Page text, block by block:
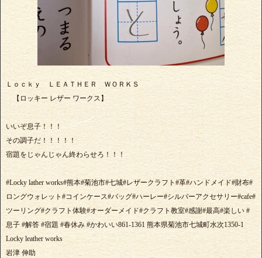
Ｌｏｃｋｙ ＬＥＡＴＨＥＲ ＷＯＲＫＳ
【ロッキー レザー ワークス】
いいぞ息子！！！
その調子だ！！！！！
宿題をじゃんじゃん終わらせろ！！！
#Locky lather works#熊本#菊池市#七城#レザークラフト#革#ハンドメイド#財布#
ロングウォレット#コインケース#バッグ#ハーレー#シルバーアクセサリー#cafe#
ツーリング#クラフト体験#オーダーメイド#クラフト教室#感謝#最高#楽しい #
息子 #解答 #宿題 #春休み #かわいい861-1361 熊本県菊池市七城町水次1350-1
Locky leather works
岩津 伸助